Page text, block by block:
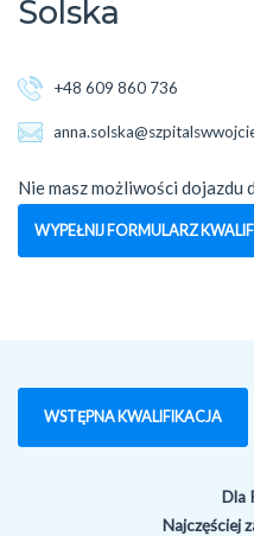
Solska
+48 609 860 736
Nie masz możliwości dojazdu
WYPEŁNIJ FORMULARZ
WSTĘPNA KWALIFIKACJA
Dla
Najczęściej